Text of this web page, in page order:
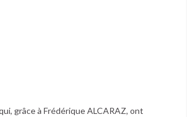
grâce à Frédérique ALCARAZ, ont